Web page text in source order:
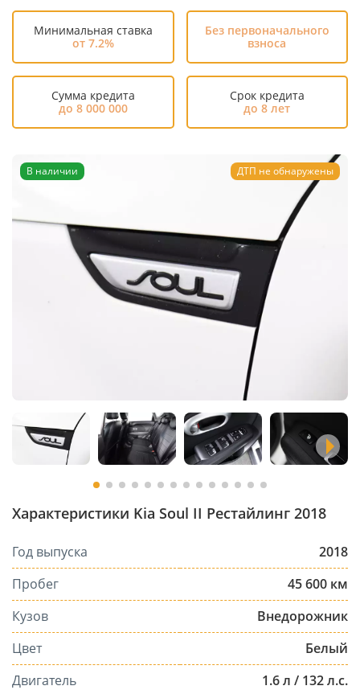
Минимальная ставка
от 7.2%
Без первоначального
взноса
Сумма кредита
до 8 000 000
Срок кредита
до 8 лет
Характеристики Kia Soul II Рестайлинг 2018
Год выпуска
2018
Пробег
45 600 км
Кузов
Внедорожник
Цвет
Белый
Двигатель
1.6 л / 132 л.с.
В наличии ДТП не обнаружены